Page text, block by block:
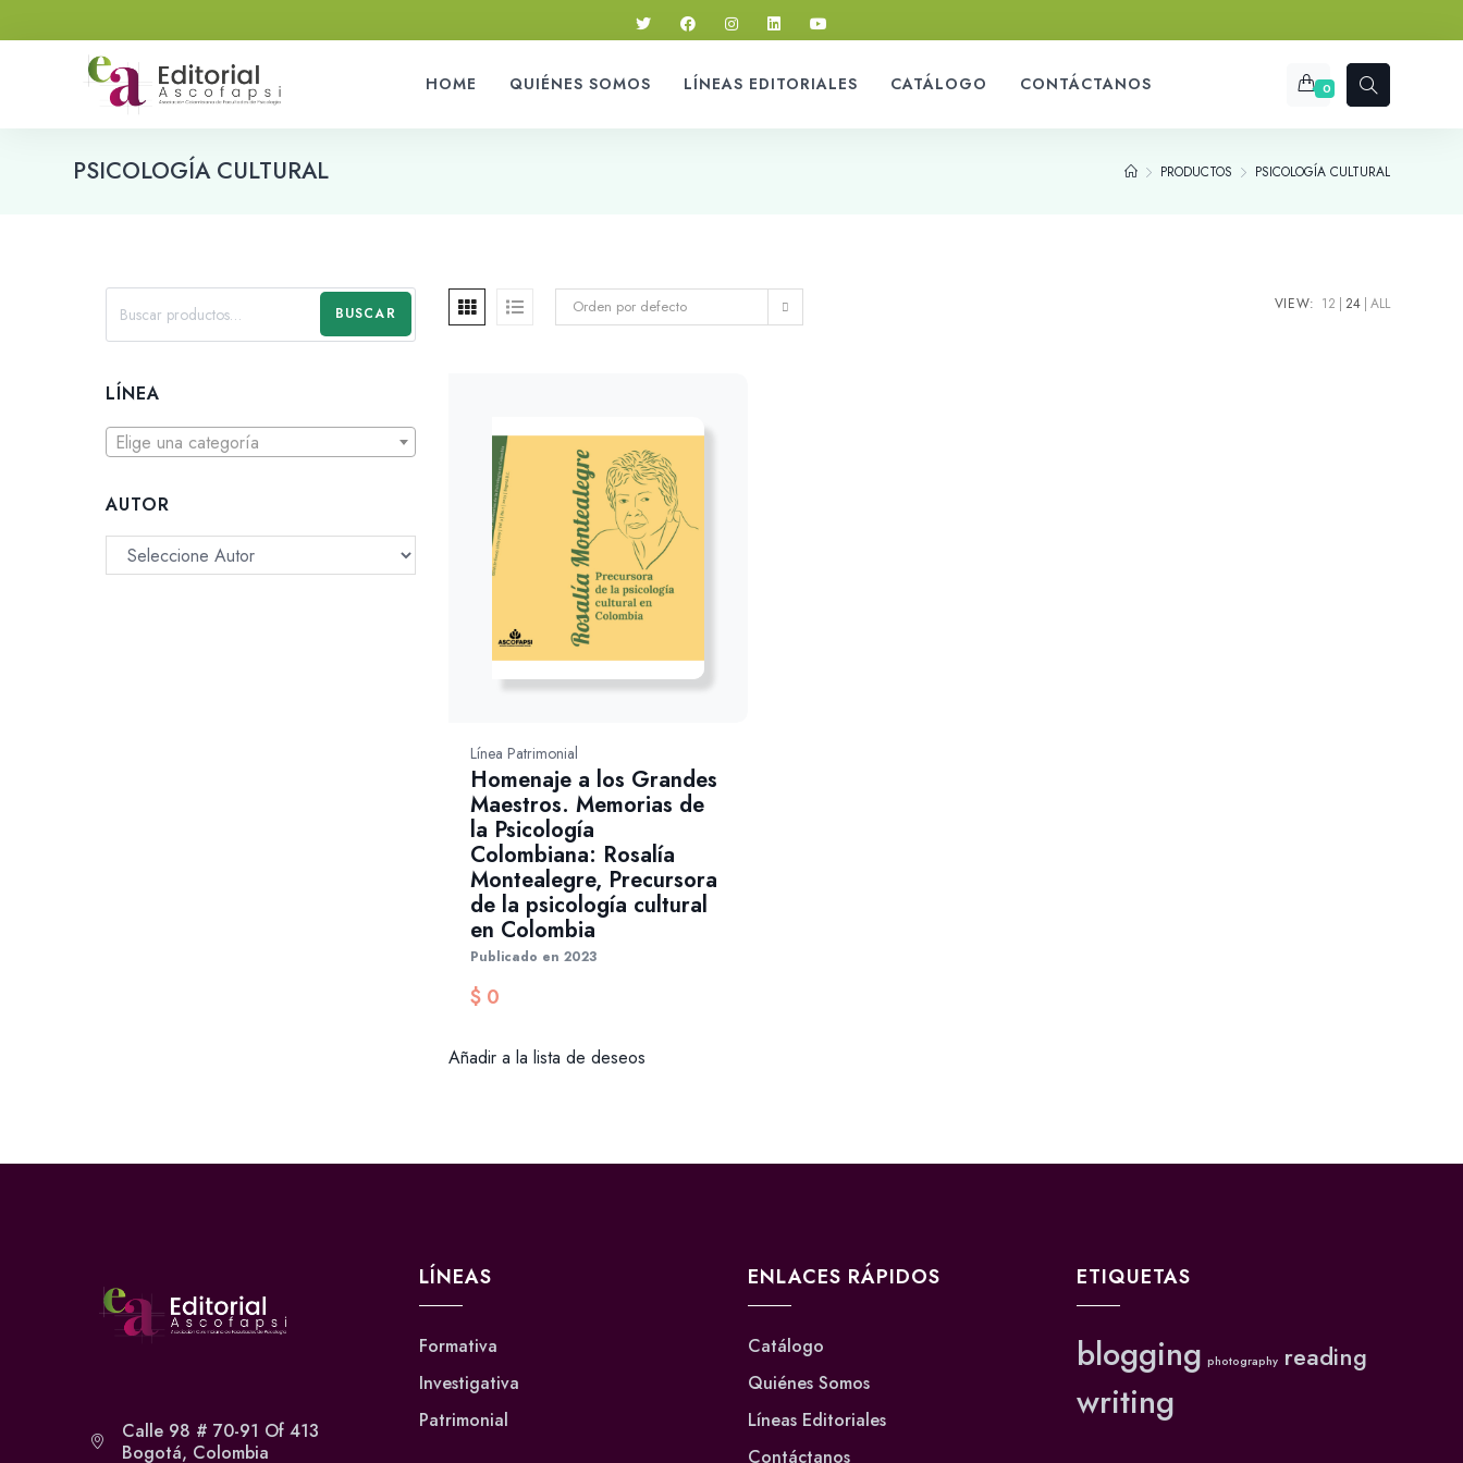
HOME QUIÉNES SOMOS LÍNEAS EDITORIALES CATÁLOGO CONTÁCTANOS 0
PSICOLOGÍA CULTURAL PRODUCTOS PSICOLOGÍA CULTURAL
Orden por defecto VIEW: 12 24 ALL
Línea Patrimonial
Homenaje a los Grandes
Maestros. Memorias de
la Psicología
Colombiana: Rosalía
Montealegre, Precursora
de la psicología cultural
en Colombia
Publicado en 2023
$0
Añadir a la lista de deseos
BUSCAR
LÍNEA
Elige una categoría
AUTOR
Calle 98 # 70-91 Of 413
Bogotá, Colombia
LÍNEAS
Formativa
Investigativa
Patrimonial
ENLACES RÁPIDOS
Catálogo
Quiénes Somos
Líneas Editoriales
Contáctanos
ETIQUETAS
blogging photography reading
writing